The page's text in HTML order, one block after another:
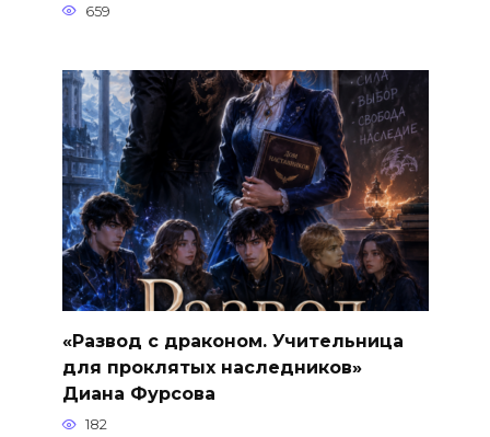
659
«Развод с драконом. Учительница
для проклятых наследников»
Диана Фурсова
182